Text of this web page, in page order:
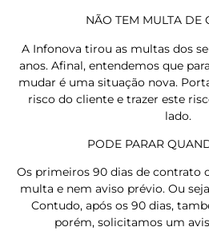
NÃO TEM MULTA DE
A Infonova tirou as multas dos
anos. Afinal, entendemos que
mudar é uma situação nova.
risco do cliente e trazer este
lado.
PODE PARAR
Os primeiros 90 dias de contrato
multa e nem aviso prévio. Ou
Contudo, após os 90 dias,
porém, solicitamos um